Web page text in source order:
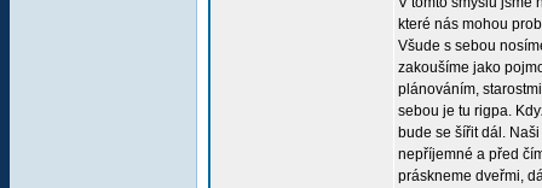
které nás mohou
Všude s sebou
zakoušíme jako
plánováním,
sebou je tu rigpa.
bude se šířit dál.
nepříjemné a před
práskneme dveřmi,